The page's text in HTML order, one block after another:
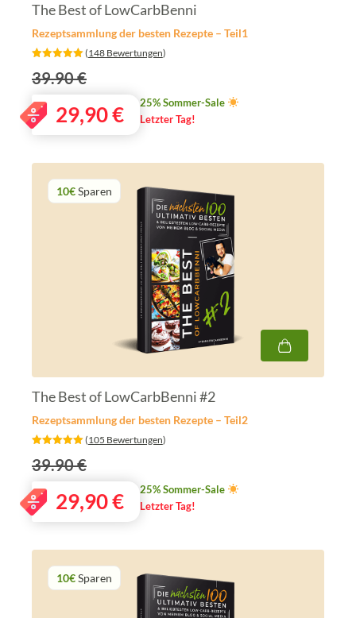
The Best of LowCarbBenni
Rezeptsammlung der besten Rezepte – Teil1
‎ (148 Bewertungen)
39.90 €
29,90€
25% Sommer-Sale
Letzter Tag!
10€Sparen
The Best of LowCarbBenni #2
Rezeptsammlung der besten Rezepte – Teil2
‎ (105 Bewertungen)
39.90 €
29,90€
25% Sommer-Sale
Letzter Tag!
10€Sparen